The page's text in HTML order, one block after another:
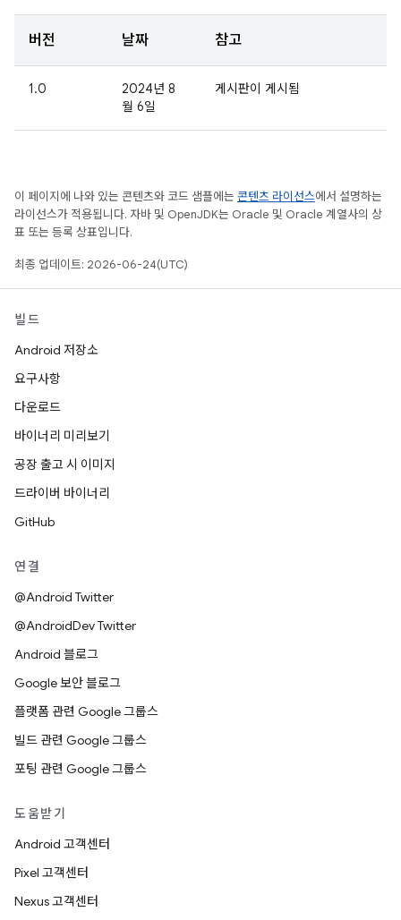
버전 날짜 참고
1.0
2024년 8
월 6일
게시판이 게시됨
이 페이지에 나와 있는 콘텐츠와 코드 샘플에는 콘텐츠 라이선스에서 설명하는
라이선스가 적용됩니다. 자바 및 OpenJDK는 Oracle 및 Oracle 계열사의 상
표 또는 등록 상표입니다.
최종 업데이트: 2026-06-24(UTC)
빌드
Android 저장소
요구사항
다운로드
바이너리 미리보기
공장 출고 시 이미지
드라이버 바이너리
GitHub
연결
@Android Twitter
@AndroidDev Twitter
Android 블로그
Google 보안 블로그
플랫폼 관련 Google 그룹스
빌드 관련 Google 그룹스
포팅 관련 Google 그룹스
도움받기
Android 고객센터
Pixel 고객센터
Nexus 고객센터